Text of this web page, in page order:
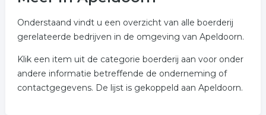
Onderstaand vindt u een overzicht van alle boerderij
gerelateerde bedrijven in de omgeving van Apeldoorn.
Klik een item uit de categorie boerderij aan voor onder
andere informatie betreffende de onderneming of
contactgegevens. De lijst is gekoppeld aan Apeldoorn.